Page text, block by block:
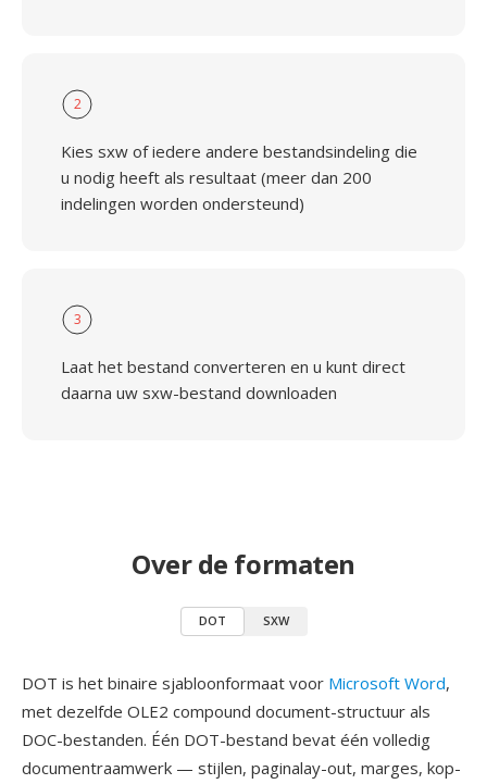
2
Kies sxw of iedere andere bestandsindeling die
u nodig heeft als resultaat (meer dan 200
indelingen worden ondersteund)
3
Laat het bestand converteren en u kunt direct
daarna uw sxw-bestand downloaden
Over de formaten
DOT SXW
DOT is het binaire sjabloonformaat voor Microsoft Word,
met dezelfde OLE2 compound document-structuur als
DOC-bestanden. Één DOT-bestand bevat één volledig
documentraamwerk — stijlen, paginalay-out, marges, kop-